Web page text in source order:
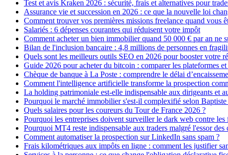
Test et avis Kraken 2026 : sécurité, frais et alternatives pour
Assurance vie et succession en 2026 : ce que la nouvelle loi
Comment trouver vos premières missions freelance quand vous
Salariés : 6 dépenses courantes qui réduisent votre impôt
Comment acheter un bien immobilier quand 50 000 € par an ne
Bilan de l'inclusion bancaire : 4,8 millions de personnes en
Quels sont les meilleurs outils SEO en 2026 pour booster votre
Guide 2026 pour acheter du bitcoin : comparer les plateformes
Chèque de banque à La Poste : comprendre le délai
Comment l'intelligence artificielle transforme la prospection
La holding patrimoniale est-elle indispensable aux dirigeants et
Pourquoi le marché immobilier s'est-il complexifié selon
Quels salaires pour les coureurs du Tour de France 2026 ?
Pourquoi les entreprises doivent surveiller le dark web contre les
Pourquoi MT4 reste indispensable aux traders malgré l'essor des
Comment automatiser la prospection sur LinkedIn sans spam ?
Frais kilométriques aux impôts en ligne : comment les justifier